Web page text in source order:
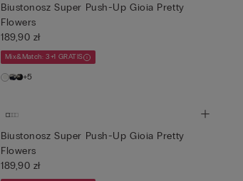
Biustonosz Super Push-Up Gioia Pretty
Flowers
189,90 zł
Mix&Match: 3+1 GRATIS
+5
Biustonosz Super Push-Up Gioia Pretty
Flowers
189,90 zł